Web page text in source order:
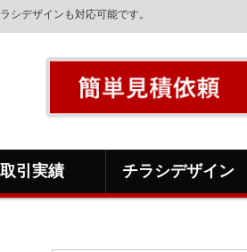
シデザインも対応可能です。
取引実績 チラシデザイン